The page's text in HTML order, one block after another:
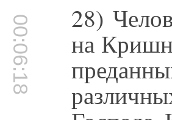
00:06:18 28)
на